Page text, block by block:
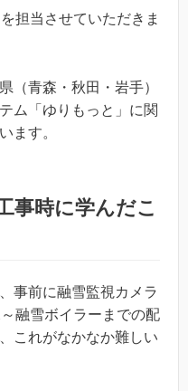
担当させていただきま
（青森・秋田・岩手）
ム「ゆりもっと」に関
ます。
事時に学んだこ
事前に融雪監視カメラ
融雪ボイラーまでの配
これがなかなか難しい